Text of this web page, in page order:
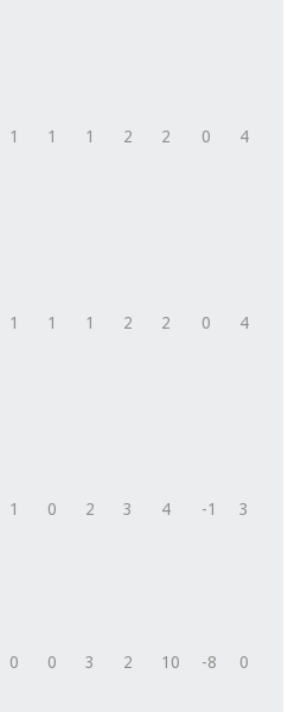
1 1 1 2 2 0 4
1 1 1 2 2 0 4
1 0 2 3 4 -1 3
0 0 3 2 10 -8 0